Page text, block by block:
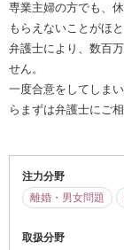
専業主婦の方でも、
もらえないことがほと
弁護士により、数百
せん。
一度合意をしてしま
らまずは弁護士にご相
注力分野
離婚・男女問題
取扱分野